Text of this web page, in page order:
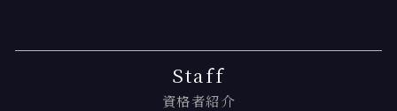
Staff
資格者紹介